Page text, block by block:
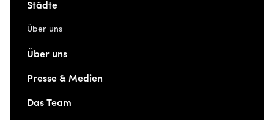
Städte
Über uns
Über uns
Presse & Medien
Das Team